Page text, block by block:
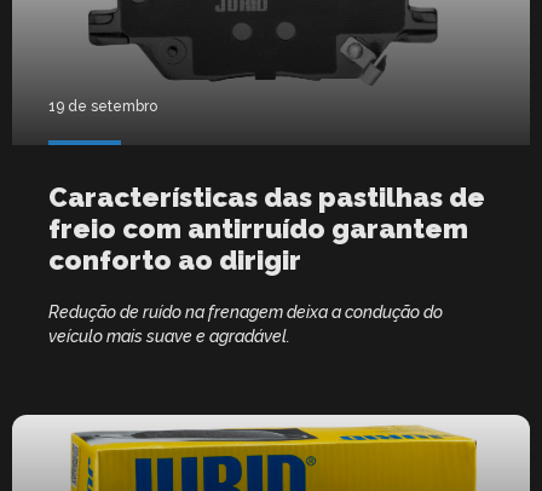
19 de setembro
Características das pastilhas de
freio com antirruído garantem
conforto ao dirigir
Redução de ruído na frenagem deixa a condução do
veículo mais suave e agradável.